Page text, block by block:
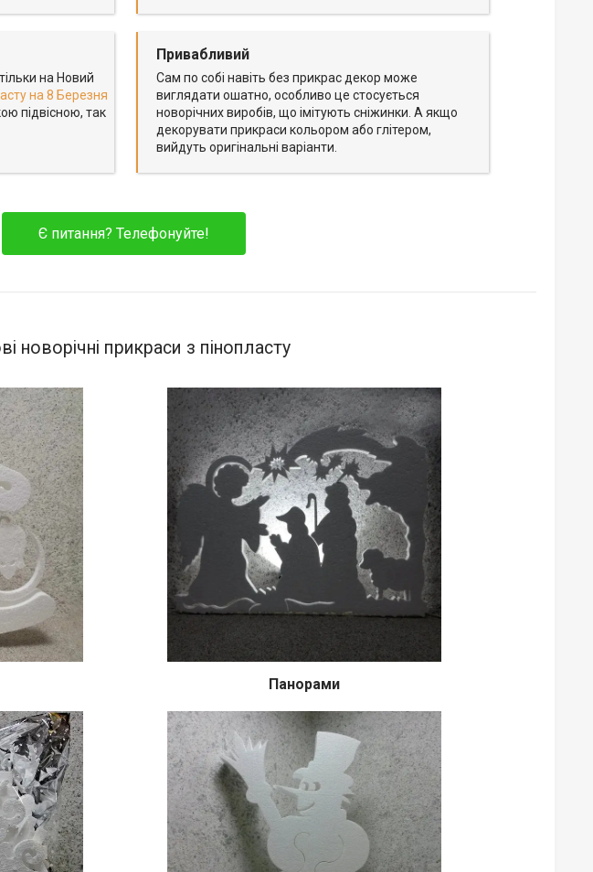
на Новий
на 8 Березня
підвісною, так
Привабливий
Сам по собі навіть без прикрас декор може
виглядати ошатно, особливо це стосується
новорічних виробів, що імітують сніжинки. А якщо
декорувати прикраси кольором або глітером,
вийдуть оригінальні варіанти.
Є питання? Телефонуйте!
новорічні прикраси з пінопласту
Панорами